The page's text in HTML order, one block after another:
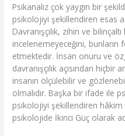
Psikanaliz çok yaygın bir
psikolojiyi şekillendiren esas
Davranışçılık, zihin ve
incelenemeyeceğini,
etmektedir. İnsan onuru ve
davranışçılık açısından
insanın ölçülebilir ve
olmalıdır. Başka bir ifade ile
psikolojiyi şekillendiren hâkim
psikolojide İkinci Güç olarak